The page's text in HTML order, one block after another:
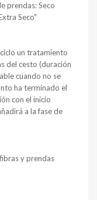
prendas: Seco
Seco"
un tratamiento
del cesto (duración
cuando no se
ha terminado el
con el inicio
a la fase de
y prendas